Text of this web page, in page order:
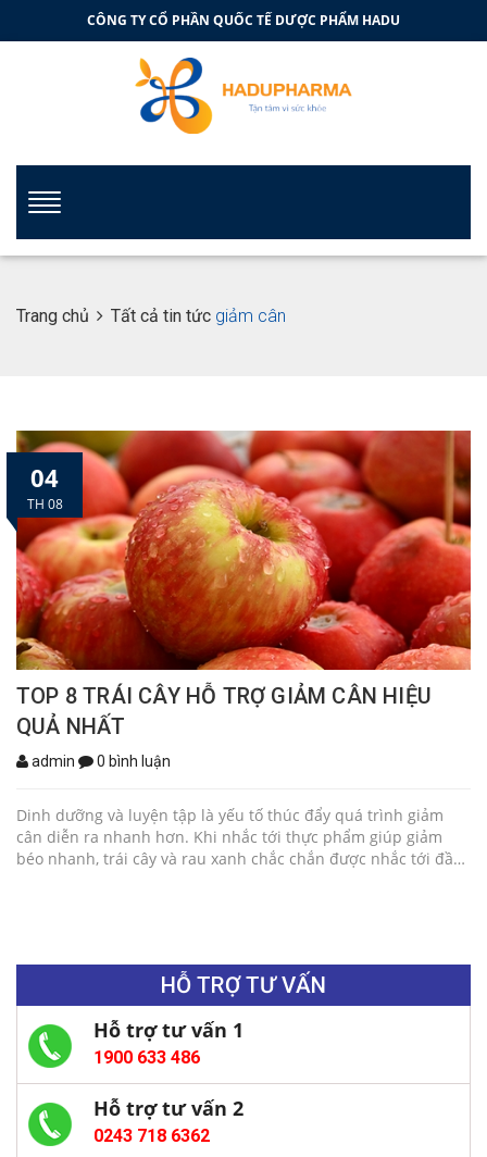
CÔNG TY CỔ PHẦN QUỐC TẾ DƯỢC PHẨM HADU
Trang chủ Tất cả tin tức giảm cân
04
TH 08
TOP 8 TRÁI CÂY HỖ TRỢ GIẢM CÂN HIỆU
QUẢ NHẤT
admin 0 bình luận
Dinh dưỡng và luyện tập là yếu tố thúc đẩy quá trình giảm
cân diễn ra nhanh hơn. Khi nhắc tới thực phẩm giúp giảm
béo nhanh, trái cây và rau xanh chắc chắn được nhắc tới đầu
HỖ TRỢ TƯ VẤN
Hỗ trợ tư vấn 1
1900 633 486
Hỗ trợ tư vấn 2
0243 718 6362